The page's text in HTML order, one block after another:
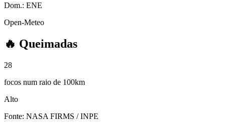
Dom.: ENE
Open-Meteo
🔥 Queimadas
28
focos num raio de 100km
Alto
Fonte: NASA FIRMS / INPE